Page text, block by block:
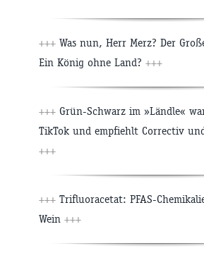
+++ Was nun, Herr Merz? Der
Ein König ohne Land? +++
+++ Grün-Schwarz im »Ländle«
TikTok und empfiehlt Correctiv
+++
+++ Trifluoracetat: PFAS-
Wein +++